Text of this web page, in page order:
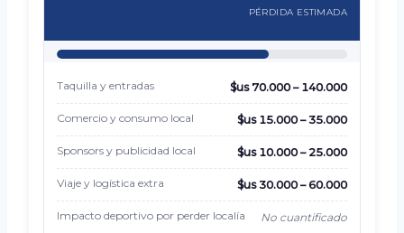
PÉRDIDA ESTIMADA
Taquilla y entradas $us 70.000 – 140.000
Comercio y consumo local $us 15.000 – 35.000
Sponsors y publicidad local $us 10.000 – 25.000
Viaje y logística extra $us 30.000 – 60.000
Impacto deportivo por perder localía No cuantificado